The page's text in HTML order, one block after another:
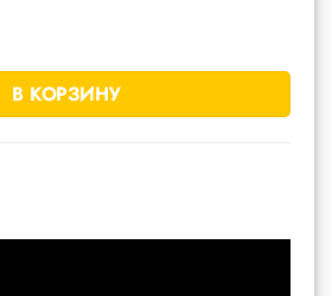
батарея салютов "Show Time" (1,2"
В КОРЗИНУ